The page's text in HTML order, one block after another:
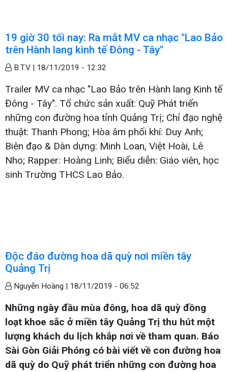
19 giờ 30 tối nay: Ra mắt MV ca nhạc "Lao Bảo
trên Hành lang kinh tế Đông - Tây"
B.T.V | 18/11/2019 - 12:32
Trailer MV ca nhạc "Lao Bảo trên Hành lang Kinh tế
Đông - Tây". Tổ chức sản xuất: Quỹ Phát triển
những con đường hoa tỉnh Quảng Trị; Chỉ đạo nghệ
thuật: Thanh Phong; Hòa âm phối khí: Duy Anh;
Biên đạo & Dàn dựng: Minh Loan, Việt Hoài, Lê
Nho; Rapper: Hoàng Linh; Biểu diễn: Giáo viên, học
sinh Trường THCS Lao Bảo.
Độc đáo đường hoa dã quỳ nơi miền tây
Quảng Trị
Nguyễn Hoàng | 18/11/2019 - 06:52
Những ngày đầu mùa đông, hoa dã quỳ đồng
loạt khoe sắc ở miền tây Quảng Trị thu hút một
lượng khách du lịch khắp nơi về tham quan. Báo
Sài Gòn Giải Phóng có bài viết về con đường hoa
dã quỳ do Quỹ phát triển những con đường hoa